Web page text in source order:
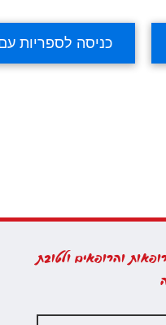
והרופאים ולטובת